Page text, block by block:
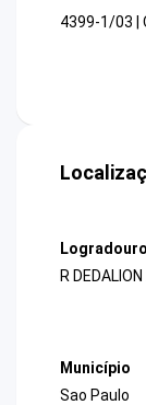
4399-1/03 |
Logradouro
R
Município
Sao Paulo